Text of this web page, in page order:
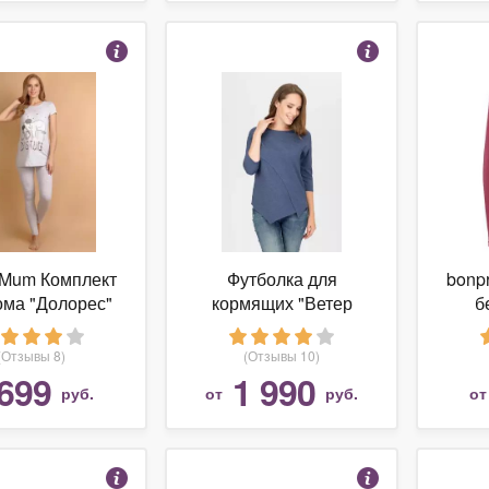
Комплект
"Долорес"
меланж (52)
8)
руб.
Футболка для
кормящих "Ветер
перемен" индиго
(Отзывы 10)
от 1 990 руб. от